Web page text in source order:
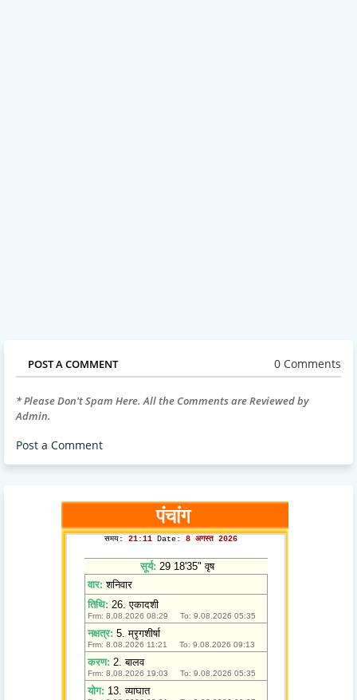
POST A COMMENT 0 Comments
* Please Don't Spam Here. All the Comments are Reviewed by
Admin.
Post a Comment